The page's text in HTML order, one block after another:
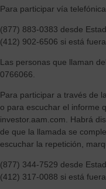
Para participar vía
(877) 883-0383 desde
(412) 902-6506 si está
Las personas que llaman
0766066.
Para participar a través de
o para escuchar el informe
investor.aam.com. Habrá
de que la llamada se
escuchar la repetición,
(877) 344-7529 desde
(412) 317-0088 si está